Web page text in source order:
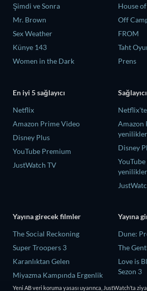
Şimdi ve Sonra
Mr. Brown
Sex Weather
Künye 143
Women in the Dark
House
Off
FROM
Taht
Prens
En iyi 5 sağlayıcı
Netflix
Amazon Prime Video
Disney Plus
YouTube Premium
JustWatch TV
Amazon
yenilikler
Disney
yenilikler
Yayına girecek filmler
The Social Reckoning
Super Troopers 3
Karanlıktan Gelen
Miyazma Kampında Ergenlik
Arzuları ve Ölüm
Yayına
Dune:
The
Love is
Sezon 3
Ricky
Yeni AB veri koruma yasası uyarınca, JustWatch’ta